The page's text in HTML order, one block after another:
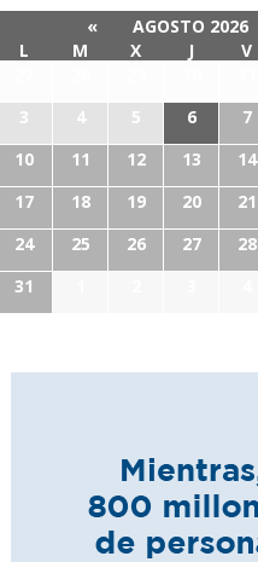
« AGOSTO 2026
L
M X J V
3
4 5 6 7
10
11 12 13 14
17
18 19 20 21
24
25 26 27 28
31